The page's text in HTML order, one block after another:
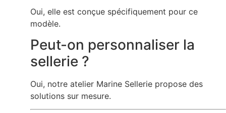
Oui, elle est conçue spécifiquement pour ce
modèle.
Peut-on personnaliser la
sellerie ?
Oui, notre atelier Marine Sellerie propose des
solutions sur mesure.